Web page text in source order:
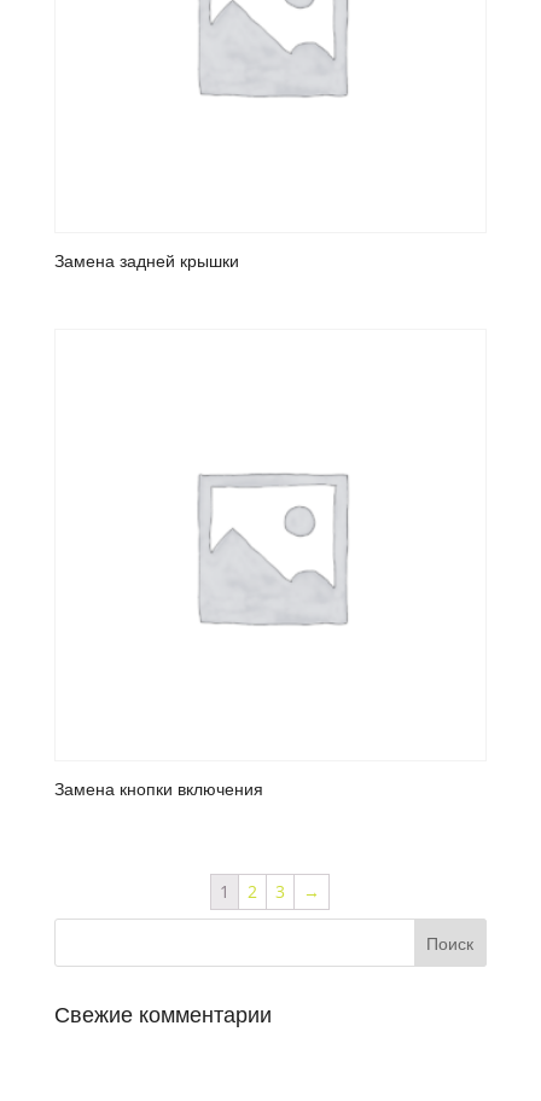
Замена задней крышки
Замена кнопки включения
1 2 3 →
Свежие комментарии